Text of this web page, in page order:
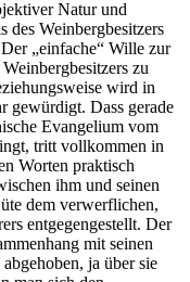
Natur und
des Weinbergbesitzers
„einfache“ Wille zur
zu
wird in
gewürdigt. Dass gerade
Evangelium vom
tritt vollkommen in
Worten praktisch
ihm und seinen
dem verwerflichen,
entgegengestellt. Der
mit seinen
ja über sie